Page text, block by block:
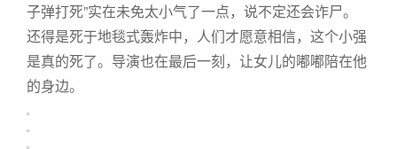
子弹打死”实在未免太小气了一点，说不定还会诈尸。
还得是死于地毯式轰炸中，人们才愿意相信，这个小强
是真的死了。导演也在最后一刻，让女儿的嘟嘟陪在他
的身边。